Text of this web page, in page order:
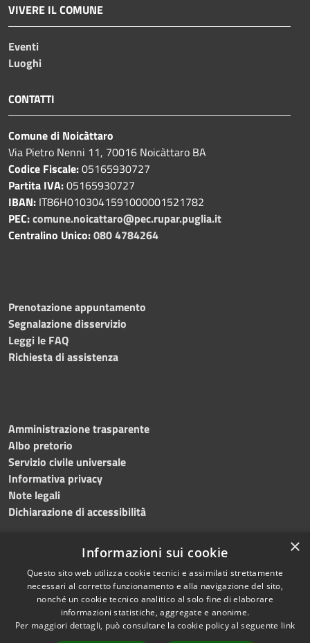
VIVERE IL COMUNE
Eventi
Luoghi
CONTATTI
Comune di Noicàttaro
Via Pietro Nenni 11, 70016 Noicàttaro BA
Codice Fiscale:05165930727
Partita IVA:05165930727
IBAN: IT86H0103041591000001521782
PEC:comune.noicattaro@pec.rupar.puglia.it
Centralino Unico:080 4784264
Prenotazione appuntamento
Segnalazione disservizio
Leggi le FAQ
Richiesta di assistenza
Amministrazione trasparente
Albo pretorio
Servizio civile universale
Informativa privacy
Note legali
Dichiarazione di accessibilità
RSS
Accessibilità
Cookie
Copyright © 2023 •
Comune di Noicàttaro
Powered byMunicipium
Redazione•Portale
×
Informazioni sui cookie
Questo sito web utilizza cookie tecnici e assimilati strettamente
necessari al corretto funzionamento e alla navigazione del sito,
nonché un cookie tecnico analitico al solo fine di elaborare
informazioni statistiche, aggregate e anonime.
Per maggiori dettagli, può consultare la cookie policy al seguente link